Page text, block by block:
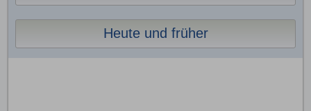
Heute und früher